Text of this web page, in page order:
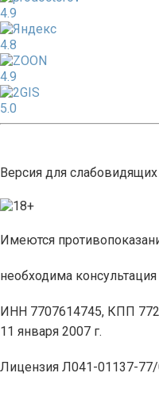
4.9
4.8
4.9
5.0
Версия для слабовидящих
Имеются
необходима
ИНН 7707614745, КПП
11 января 2007 г.
Лицензия Л041-01137-77/